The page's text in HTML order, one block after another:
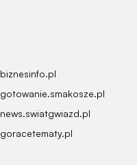
biznesinfo.pl
gotowanie.smakosze.pl
news.swiatgwiazd.pl
goracetematy.pl